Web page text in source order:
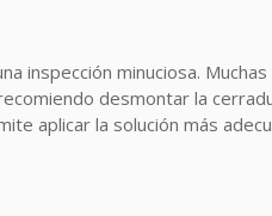
inspección minuciosa.
desmontar la
aplicar la solución más